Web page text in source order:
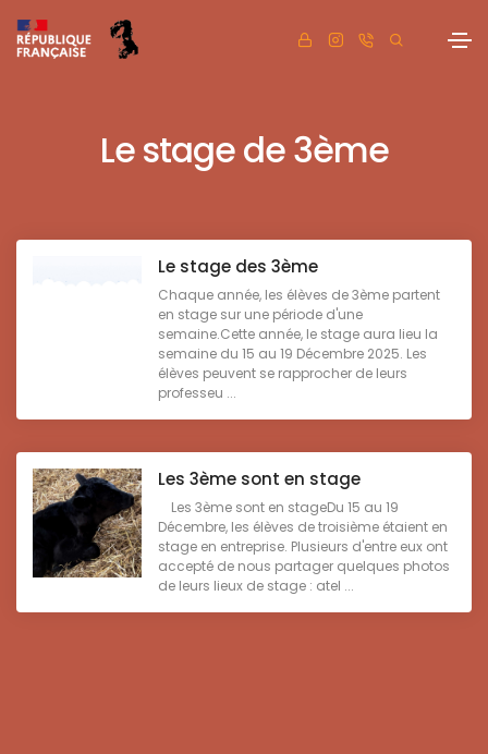
Le stage de 3ème
Le stage des 3ème
Chaque année, les élèves de 3ème partent
en stage sur une période d'une
semaine.Cette année, le stage aura lieu la
semaine du 15 au 19 Décembre 2025. Les
élèves peuvent se rapprocher de leurs
professeu ...
Les 3ème sont en stage
Les 3ème sont en stageDu 15 au 19
Décembre, les élèves de troisième étaient en
stage en entreprise. Plusieurs d'entre eux ont
accepté de nous partager quelques photos
de leurs lieux de stage : atel ...